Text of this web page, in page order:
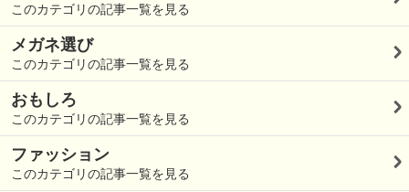
このカテゴリの記事一覧を見る
メガネ選び
このカテゴリの記事一覧を見る
おもしろ
このカテゴリの記事一覧を見る
ファッション
このカテゴリの記事一覧を見る